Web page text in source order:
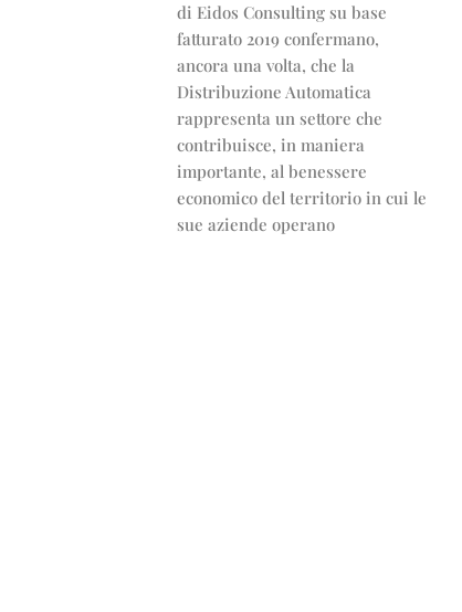
di Eidos Consulting su base
fatturato 2019 confermano,
ancora una volta, che la
Distribuzione Automatica
rappresenta un settore che
contribuisce, in maniera
importante, al benessere
economico del territorio in cui le
sue aziende operano